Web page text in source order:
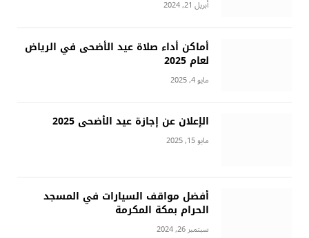
أبريل 21, 2024
أماكن أداء صلاة عيد الأضحى في الرياض
لعام 2025
مايو 4, 2025
الإعلان عن إجازة عيد الأضحى 2025
مايو 15, 2025
أفضل مواقف السيارات في المسجد
الحرام بمكة المكرمة
سبتمبر 26, 2024